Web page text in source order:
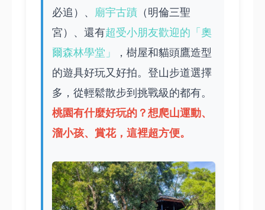
必追）、 廟宇古蹟 （明倫三聖
宮）、還有超受小朋友歡迎的「奧
爾森林學堂」
，樹屋和貓頭鷹造型
的遊具好玩又好拍。登山步道選擇
多，從輕鬆散步到挑戰級的都有。
桃園有什麼好玩的？想爬山運動、
溜小孩、賞花，這裡超方便。